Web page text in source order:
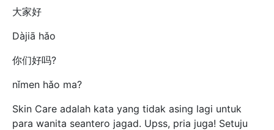
大家好
Dàjiā hǎo
你们好吗?
nǐmen hǎo ma?
Skin Care adalah kata yang tidak asing lagi untuk
para wanita seantero jagad. Upss, pria juga! Setuju